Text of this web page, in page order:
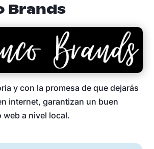
Brands
y con la promesa de que dejarás
internet, garantizan un buen
a nivel local.